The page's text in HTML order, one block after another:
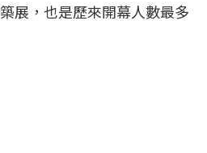
展，也是歷來開幕人數最多